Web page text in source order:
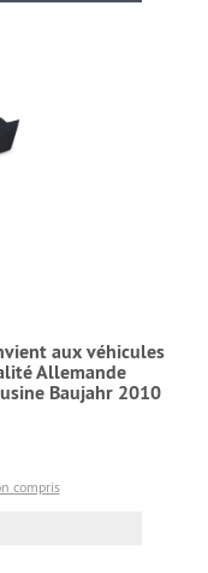
aux véhicules
Allemande
Baujahr 2010
compris